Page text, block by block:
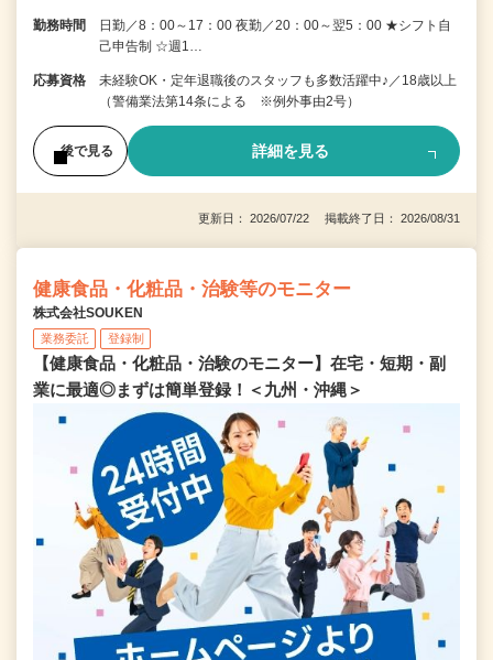
勤務時間
日勤／8：00～17：00 夜勤／20：00～翌5：00 ★シフト自
己申告制 ☆週1…
応募資格
未経験OK・定年退職後のスタッフも多数活躍中♪／18歳以上
（警備業法第14条による ※例外事由2号）
後で見る 詳細を見る
更新日： 2026/07/22 掲載終了日： 2026/08/31
健康食品・化粧品・治験等のモニター
株式会社SOUKEN
業務委託 登録制
【健康食品・化粧品・治験のモニター】在宅・短期・副
業に最適◎まずは簡単登録！＜九州・沖縄＞